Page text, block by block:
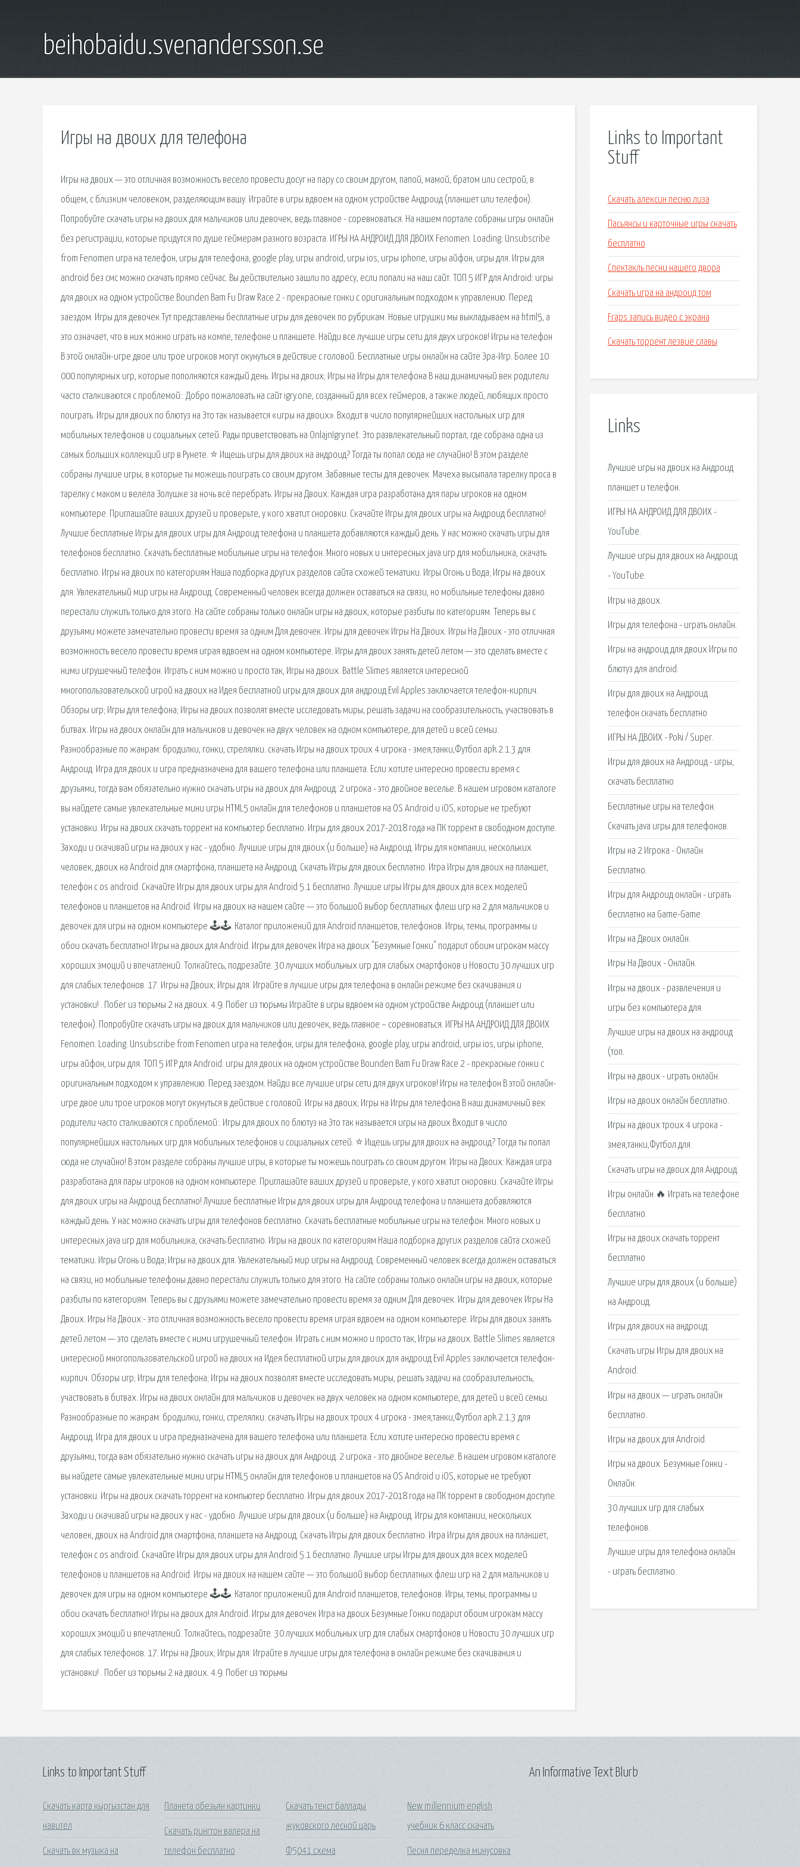
beihobaidu.svenandersson.se
Игры на двоих для телефона
Игры на двоих — это отличная возможность весело провести досуг на пару со своим другом, папой, мамой, братом или сестрой, в
общем, с близким человеком, разделяющим вашу. Играйте в игры вдвоем на одном устройстве Андроид (планшет или телефон).
Попробуйте скачать игры на двоих для мальчиков или девочек, ведь главное - соревноваться. На нашем портале собраны игры онлайн
без регистрации, которые придутся по душе геймерам разного возраста. ИГРЫ НА АНДРОИД ДЛЯ ДВОИХ Fenomen. Loading. Unsubscribe
from Fenomen игра на телефон, игры для телефона, google play, игры android, игры ios, игры iphone, игры айфон, игры для. Игры для
android без смс можно скачать прямо сейчас. Вы действительно зашли по адресу, если попали на наш сайт. ТОП 5 ИГР для Android: игры
для двоих на одном устройстве Bounden Bam Fu Draw Race 2 - прекрасные гонки с оригинальным подходом к управлению. Перед
заездом. Игры для девочек Тут представлены бесплатные игры для девочек по рубрикам. Новые игрушки мы выкладываем на html5, а
это означает, что в них можно играть на компе, телефоне и планшете. Найди все лучшие игры сети для двух игроков! Игры на телефон
В этой онлайн-игре двое или трое игроков могут окунуться в действие с головой. Бесплатные игры онлайн на сайте Эра-Игр. Более 10
000 популярных игр, которые пополняются каждый день. Игры на двоих; Игры на Игры для телефона В наш динамичный век родители
часто сталкиваются с проблемой:. Добро пожаловать на сайт igry.one, созданный для всех геймеров, а также людей, любящих просто
поиграть. Игры для двоих по блютуз на Это так называется «игры на двоих». Входит в число популярнейших настольных игр для
мобильных телефонов и социальных сетей. Рады приветствовать на OnlajnIgry.net. Это развлекательный портал, где собрана одна из
самых больших коллекций игр в Рунете. ⭐ Ищешь игры для двоих на андроид? Тогда ты попал сюда не случайно! В этом разделе
собраны лучшие игры, в которые ты можешь поиграть со своим другом. Забавные тесты для девочек. Мачеха высыпала тарелку проса в
тарелку с маком и велела Золушке за ночь всё перебрать. Игры на Двоих: Каждая игра разработана для пары игроков на одном
компьютере. Приглашайте ваших друзей и проверьте, у кого хватит сноровки. Скачайте Игры для двоих игры на Андроид бесплатно!
Лучшие бесплатные Игры для двоих игры для Андроид телефона и планшета добавляются каждый день. У нас можно скачать игры для
телефонов бесплатно. Скачать бесплатные мобильные игры на телефон. Много новых и интересных java игр для мобильника, скачать
бесплатно. Игры на двоих по категориям Наша подборка других разделов сайта схожей тематики. Игры Огонь и Вода; Игры на двоих
для. Увлекательный мир игры на Андроид. Современный человек всегда должен оставаться на связи, но мобильные телефоны давно
перестали служить только для этого. На сайте собраны только онлайн игры на двоих, которые разбиты по категориям. Теперь вы с
друзьями можете замечательно провести время за одним Для девочек. Игры для девочек Игры На Двоих. Игры На Двоих - это отличная
возможность весело провести время играя вдвоем на одном компьютере. Игры для двоих занять детей летом — это сделать вместе с
ними игрушечный телефон. Играть с ним можно и просто так, Игры на двоих. Battle Slimes является интересной
многопользовательской игрой на двоих на Идея бесплатной игры для двоих для андроид Evil Apples заключается телефон-кирпич.
Обзоры игр; Игры для телефона; Игры на двоих позволят вместе исследовать миры, решать задачи на сообразительность, участвовать в
битвах. Игры на двоих онлайн для мальчиков и девочек на двух человек на одном компьютере, для детей и всей семьи.
Разнообразные по жанрам: бродилки, гонки, стрелялки. скачать Игры на двоих троих 4 игрока - змея,танки,Футбол apk 2.1.3 для
Андроид. Игра для двоих и игра предназначена для вашего телефона или планшета. Если хотите интересно провести время с
друзьями, тогда вам обязательно нужно скачать игры на двоих для Андроид. 2 игрока - это двойное веселье. В нашем игровом каталоге
вы найдете самые увлекательные мини игры HTML5 онлайн для телефонов и планшетов на OS Android и iOS, которые не требуют
установки. Игры на двоих скачать торрент на компьютер бесплатно. Игры для двоих 2017-2018 года на ПК торрент в свободном доступе.
Заходи и скачивай игры на двоих у нас - удобно. Лучшие игры для двоих (и больше) на Андроид. Игры для компании, нескольких
человек, двоих на Android для смартфона, планшета на Андроид. Скачать Игры для двоих бесплатно. Игра Игры для двоих на планшет,
телефон с os android. Скачайте Игры для двоих игры для Android 5.1 бесплатно. Лучшие игры Игры для двоих для всех моделей
телефонов и планшетов на Android. Игры на двоих на нашем сайте — это большой выбор бесплатных флеш игр на 2 для мальчиков и
девочек для игры на одном компьютере 🕹🕹. Каталог приложений для Android планшетов, телефонов. Игры, темы, программы и
обои скачать бесплатно! Игры на двоих для Android. Игры для девочек Игра на двоих "Безумные Гонки" подарит обоим игрокам массу
хороших эмоций и впечатлений. Толкайтесь, подрезайте. 30 лучших мобильных игр для слабых смартфонов и Новости 30 лучших игр
для слабых телефонов. 17. Игры на Двоих; Игры для. Играйте в лучшие игры для телефона в онлайн режиме без скачивания и
установки! . Побег из тюрьмы 2 на двоих. 4.9. Побег из тюрьмы Играйте в игры вдвоем на одном устройстве Андроид (планшет или
телефон). Попробуйте скачать игры на двоих для мальчиков или девочек, ведь главное – соревноваться. ИГРЫ НА АНДРОИД ДЛЯ ДВОИХ
Fenomen. Loading. Unsubscribe from Fenomen игра на телефон, игры для телефона, google play, игры android, игры ios, игры iphone,
игры айфон, игры для. ТОП 5 ИГР для Android: игры для двоих на одном устройстве Bounden Bam Fu Draw Race 2 - прекрасные гонки с
оригинальным подходом к управлению. Перед заездом. Найди все лучшие игры сети для двух игроков! Игры на телефон В этой онлайн-
игре двое или трое игроков могут окунуться в действие с головой. Игры на двоих; Игры на Игры для телефона В наш динамичный век
родители часто сталкиваются с проблемой:. Игры для двоих по блютуз на Это так называется игры на двоих Входит в число
популярнейших настольных игр для мобильных телефонов и социальных сетей. ⭐ Ищешь игры для двоих на андроид? Тогда ты попал
сюда не случайно! В этом разделе собраны лучшие игры, в которые ты можешь поиграть со своим другом. Игры на Двоих: Каждая игра
разработана для пары игроков на одном компьютере. Приглашайте ваших друзей и проверьте, у кого хватит сноровки. Скачайте Игры
для двоих игры на Андроид бесплатно! Лучшие бесплатные Игры для двоих игры для Андроид телефона и планшета добавляются
каждый день. У нас можно скачать игры для телефонов бесплатно. Скачать бесплатные мобильные игры на телефон. Много новых и
интересных java игр для мобильника, скачать бесплатно. Игры на двоих по категориям Наша подборка других разделов сайта схожей
тематики. Игры Огонь и Вода; Игры на двоих для. Увлекательный мир игры на Андроид. Современный человек всегда должен оставаться
на связи, но мобильные телефоны давно перестали служить только для этого. На сайте собраны только онлайн игры на двоих, которые
разбиты по категориям. Теперь вы с друзьями можете замечательно провести время за одним Для девочек. Игры для девочек Игры На
Двоих. Игры На Двоих - это отличная возможность весело провести время играя вдвоем на одном компьютере. Игры для двоих занять
детей летом — это сделать вместе с ними игрушечный телефон. Играть с ним можно и просто так, Игры на двоих. Battle Slimes является
интересной многопользовательской игрой на двоих на Идея бесплатной игры для двоих для андроид Evil Apples заключается телефон-
кирпич. Обзоры игр; Игры для телефона; Игры на двоих позволят вместе исследовать миры, решать задачи на сообразительность,
участвовать в битвах. Игры на двоих онлайн для мальчиков и девочек на двух человек на одном компьютере, для детей и всей семьи.
Разнообразные по жанрам: бродилки, гонки, стрелялки. скачать Игры на двоих троих 4 игрока - змея,танки,Футбол apk 2.1.3 для
Андроид. Игра для двоих и игра предназначена для вашего телефона или планшета. Если хотите интересно провести время с
друзьями, тогда вам обязательно нужно скачать игры на двоих для Андроид. 2 игрока - это двойное веселье. В нашем игровом каталоге
вы найдете самые увлекательные мини игры HTML5 онлайн для телефонов и планшетов на OS Android и iOS, которые не требуют
установки. Игры на двоих скачать торрент на компьютер бесплатно. Игры для двоих 2017-2018 года на ПК торрент в свободном доступе.
Заходи и скачивай игры на двоих у нас - удобно. Лучшие игры для двоих (и больше) на Андроид. Игры для компании, нескольких
человек, двоих на Android для смартфона, планшета на Андроид. Скачать Игры для двоих бесплатно. Игра Игры для двоих на планшет,
телефон с os android. Скачайте Игры для двоих игры для Android 5.1 бесплатно. Лучшие игры Игры для двоих для всех моделей
телефонов и планшетов на Android. Игры на двоих на нашем сайте — это большой выбор бесплатных флеш игр на 2 для мальчиков и
девочек для игры на одном компьютере 🕹🕹. Каталог приложений для Android планшетов, телефонов. Игры, темы, программы и
обои скачать бесплатно! Игры на двоих для Android. Игры для девочек Игра на двоих Безумные Гонки подарит обоим игрокам массу
хороших эмоций и впечатлений. Толкайтесь, подрезайте. 30 лучших мобильных игр для слабых смартфонов и Новости 30 лучших игр
для слабых телефонов. 17. Игры на Двоих; Игры для. Играйте в лучшие игры для телефона в онлайн режиме без скачивания и
установки! . Побег из тюрьмы 2 на двоих. 4.9. Побег из тюрьмы
Links to Important
Stuff
Скачать алексин песню лиза
Пасьянсы и карточные игры скачать
бесплатно
Спектакль песни нашего двора
Скачать игра на андроид том
Fraps запись видео с экрана
Скачать торрент лезвие славы
Links
Лучшие игры на двоих на Андроид
планшет и телефон.
ИГРЫ НА АНДРОИД ДЛЯ ДВОИХ -
YouTube.
Лучшие игры для двоих на Андроид
- YouTube.
Игры на двоих.
Игры для телефона - играть онлайн.
Игры на андроид для двоих Игры по
блютуз для android.
Игры для двоих на Андроид
телефон скачать бесплатно
ИГРЫ НА ДВОИХ - Poki / Super.
Игры для двоих на Андроид - игры,
скачать бесплатно
Бесплатные игры на телефон.
Скачать java игры для телефонов.
Игры на 2 Игрока - Онлайн
Бесплатно.
Игры для Андроид онлайн - играть
бесплатно на Game-Game.
Игры на Двоих онлайн.
Игры На Двоих - Онлайн.
Игры на двоих - развлечения и
игры без компьютера для.
Лучшие игры на двоих на андроид
(топ.
Игры на двоих - играть онлайн.
Игры на двоих онлайн бесплатно.
Игры на двоих троих 4 игрока -
змея,танки,Футбол для.
Скачать игры на двоих для Андроид.
Игры онлайн 🔥 Играть на телефоне
бесплатно.
Игры на двоих скачать торрент
бесплатно
Лучшие игры для двоих (и больше)
на Андроид.
Игры для двоих на андроид.
Скачать игры Игры для двоих на
Android.
Игры на двоих — играть онлайн
бесплатно.
Игры на двоих для Android.
Игры на двоих: Безумные Гонки -
Онлайн.
30 лучших игр для слабых
телефонов.
Лучшие игры для телефона онлайн
- играть бесплатно.
Links to Important Stuff
Скачать карта кыргызстан для
навител
Скачать вк музыка на
Планета обезьян картинки
Скачать рингтон валера на
телефон бесплатно
Скачать текст баллады
жуковского лесной царь
Ф5041 схема
New millennium english
учебник 6 класс скачать
Песня переделка минусовка
An Informative Text Blurb